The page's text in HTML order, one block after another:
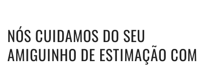
NÓS CUIDAMOS DO SEU
AMIGUINHO DE ESTIMAÇÃO COM